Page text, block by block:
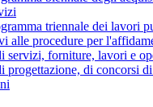
triennale dei lavori
alle procedure per
servizi, forniture, lavori e
progettazione, di concorsi